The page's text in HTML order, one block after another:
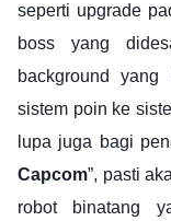
seperti upgrade
boss yang
background
sistem poin ke
lupa juga bagi
Capcom”, pasti
robot binatang